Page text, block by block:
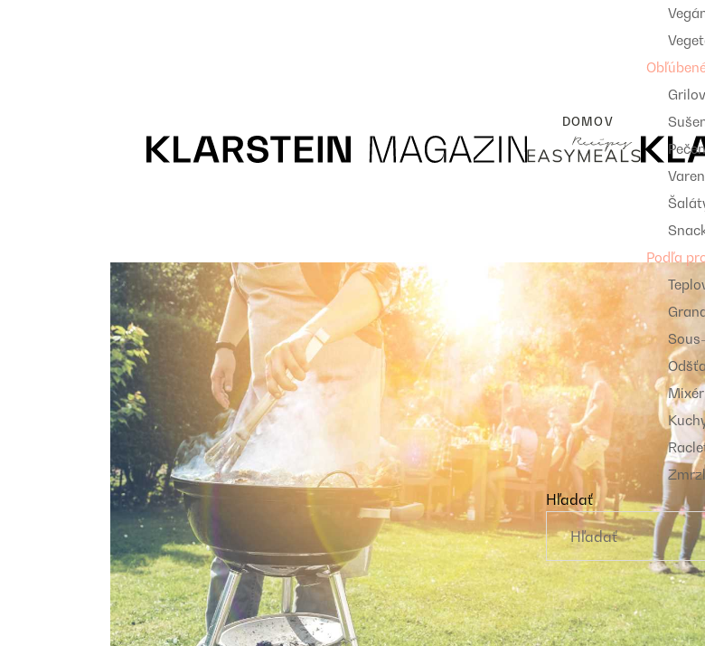
DOMOV
Podľa
Mixér
Hľadať